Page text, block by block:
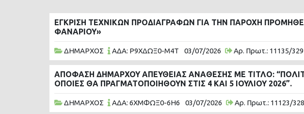
ΕΓΚΡΙΣΗ ΤΕΧΝΙΚΩΝ ΠΡΟΔΙΑΓΡΑΦΩΝ ΓΙΑ ΤΗΝ ΠΑΡΟΧΗ
ΦΑΝΑΡΙΟΥ»
ΔΗΜΑΡΧΟΣ ΑΔΑ: Ρ9ΧΔΩΞ0-Μ4Τ 03/07/2026 Αρ. Πρωτ.: 11135/329
ΑΠΟΦΑΣΗ ΔΗΜΑΡΧΟΥ ΑΠΕΥΘΕΙΑΣ ΑΝΑΘΕΣΗΣ ΜΕ ΤΙΤΛΟ:
ΟΠΟΙΕΣ ΘΑ ΠΡΑΓΜΑΤΟΠΟΙΗΘΟΥΝ ΣΤΙΣ 4 ΚΑΙ 5 ΙΟΥΛΙΟΥ 2026”.
ΔΗΜΑΡΧΟΣ ΑΔΑ: 6ΧΜΦΩΞ0-6Η6 03/07/2026 Αρ. Πρωτ.: 11123/328